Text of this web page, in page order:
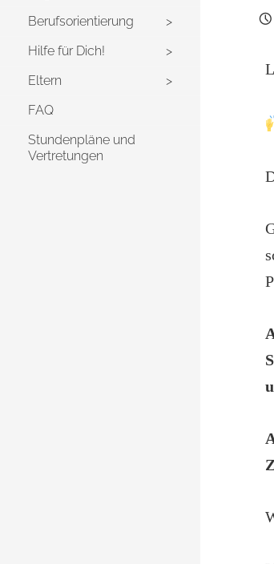
Berufsorientierung
Hilfe für Dich!
Eltern
FAQ
Stundenpläne und
Vertretungen